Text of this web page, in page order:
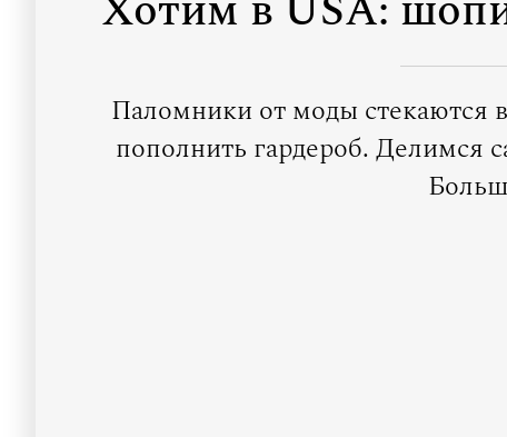
Паломники от моды стекаются
пополнить гардероб.